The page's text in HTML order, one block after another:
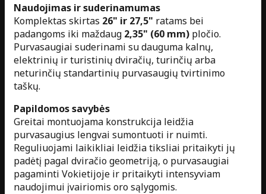
Naudojimas ir suderinamumas
Komplektas skirtas 26" ir 27,5" ratams bei
padangoms iki maždaug 2,35" (60 mm) pločio.
Purvasaugiai suderinami su dauguma kalnų,
elektrinių ir turistinių dviračių, turinčių arba
neturinčių standartinių purvasaugių tvirtinimo
taškų.
Papildomos savybės
Greitai montuojama konstrukcija leidžia
purvasaugius lengvai sumontuoti ir nuimti.
Reguliuojami laikikliai leidžia tiksliai pritaikyti jų
padėtį pagal dviračio geometriją, o purvasaugiai
pagaminti Vokietijoje ir pritaikyti intensyviam
naudojimui įvairiomis oro sąlygomis.